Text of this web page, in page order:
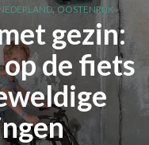
, OOSTENRIJK
gezin:
de fiets